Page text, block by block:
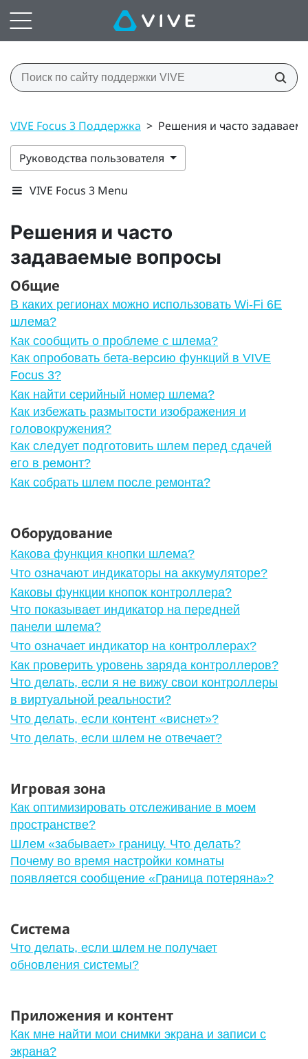
VIVE Focus 3 Поддержка > Решения и часто
Руководства пользователя
VIVE Focus 3 Menu
Решения и часто
задаваемые вопросы
Общие
В каких регионах можно использовать Wi‍-Fi 6E
шлема?
Как сообщить о проблеме с шлема?
Как опробовать бета-версию функций в VIVE
Focus 3?
Как найти серийный номер шлема?
Как избежать размытости изображения и
головокружения?
Как следует подготовить шлем перед сдачей
его в ремонт?
Как собрать шлем после ремонта?
Оборудование
Какова функция кнопки шлема?
Что означают индикаторы на аккумуляторе?
Каковы функции кнопок контроллера?
Что показывает индикатор на передней
панели шлема?
Что означает индикатор на контроллерах?
Как проверить уровень заряда контроллеров?
Что делать, если я не вижу свои контроллеры
в виртуальной реальности?
Что делать, если контент «виснет»?
Что делать, если шлем не отвечает?
Игровая зона
Как оптимизировать отслеживание в моем
пространстве?
Шлем «забывает» границу. Что делать?
Почему во время настройки комнаты
появляется сообщение «Граница потеряна»?
Система
Что делать, если шлем не получает
обновления системы?
Приложения и контент
Как мне найти мои снимки экрана и записи с
экрана?